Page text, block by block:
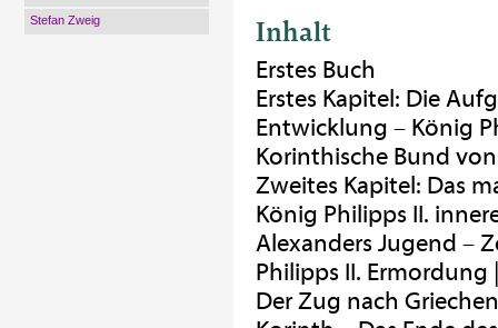
Stefan Zweig Inhalt
Erstes Buch
Erstes Kapitel: Die
Entwicklung – König
Korinthische Bund von
Zweites Kapitel: Das
König Philipps II.
Alexanders Jugend –
Philipps II. Ermordung
Der Zug nach